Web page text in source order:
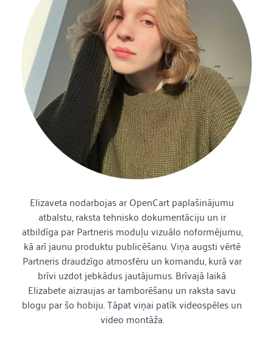
Elizaveta nodarbojas ar OpenCart paplašinājumu
atbalstu, raksta tehnisko dokumentāciju un ir
atbildīga par Partneris moduļu vizuālo noformējumu,
kā arī jaunu produktu publicēšanu. Viņa augsti vērtē
Partneris draudzīgo atmosfēru un komandu, kurā var
brīvi uzdot jebkādus jautājumus. Brīvajā laikā
Elizabete aizraujas ar tamborēšanu un raksta savu
blogu par šo hobiju. Tāpat viņai patīk videospēles un
video montāža.